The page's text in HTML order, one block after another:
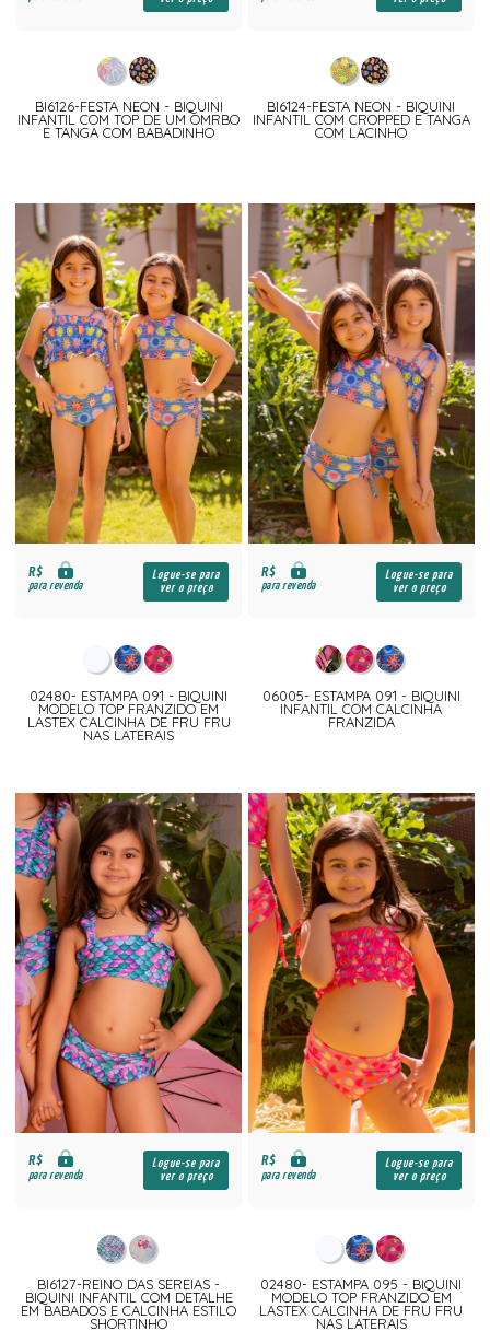
BI6126-FESTA NEON - BIQUINI
INFANTIL COM TOP DE UM OMRBO
E TANGA COM BABADINHO
BI6124-FESTA NEON - BIQUINI
INFANTIL COM CROPPED E TANGA
COM LACINHO
R$
para revenda
Logue-se para
ver o preço
02480- ESTAMPA 091 - BIQUINI
MODELO TOP FRANZIDO EM
LASTEX CALCINHA DE FRU FRU
NAS LATERAIS
R$
para revenda
Logue-se para
ver o preço
06005- ESTAMPA 091 - BIQUINI
INFANTIL COM CALCINHA
FRANZIDA
R$
para revenda
Logue-se para
ver o preço
BI6127-REINO DAS SEREIAS -
BIQUINI INFANTIL COM DETALHE
EM BABADOS E CALCINHA ESTILO
SHORTINHO
R$
para revenda
Logue-se para
ver o preço
02480- ESTAMPA 095 - BIQUINI
MODELO TOP FRANZIDO EM
LASTEX CALCINHA DE FRU FRU
NAS LATERAIS